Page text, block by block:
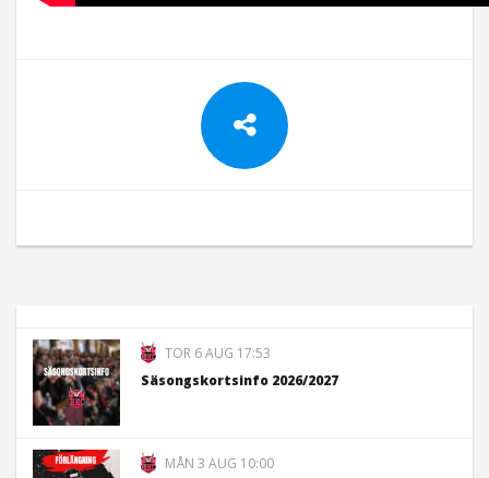
TOR 6 AUG 17:53
Säsongskortsinfo 2026/2027
MÅN 3 AUG 10:00